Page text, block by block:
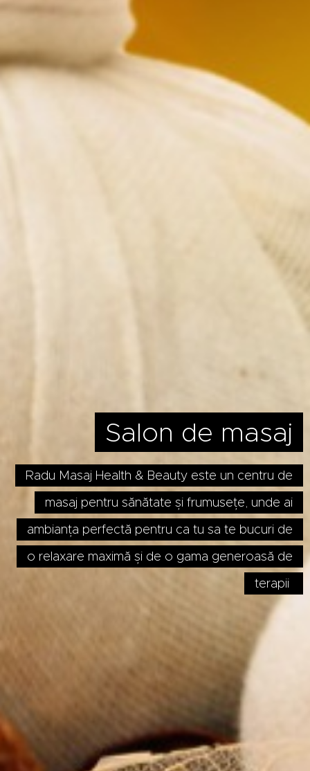
Salon de masaj
Radu Masaj Health & Beauty este un centru de
masaj pentru sănătate și frumusețe, unde ai
ambianța perfectă pentru ca tu sa te bucuri de
o relaxare maximă și de o gama generoasă de
terapii